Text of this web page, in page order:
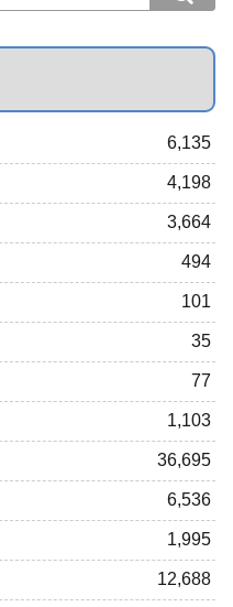
6,135
4,198
3,664
494
101
35
77
1,103
36,695
6,536
1,995
12,688